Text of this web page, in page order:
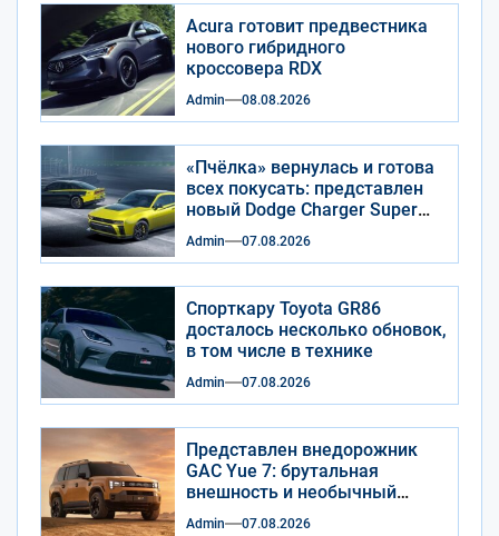
Acura готовит предвестника
нового гибридного
кроссовера RDX
Admin 08.08.2026
«Пчёлка» вернулась и готова
всех покусать: представлен
новый Dodge Charger Super
Bee
Admin 07.08.2026
Спорткару Toyota GR86
досталось несколько обновок,
в том числе в технике
Admin 07.08.2026
Представлен внедорожник
GAC Yue 7: брутальная
внешность и необычный
салон
Admin 07.08.2026